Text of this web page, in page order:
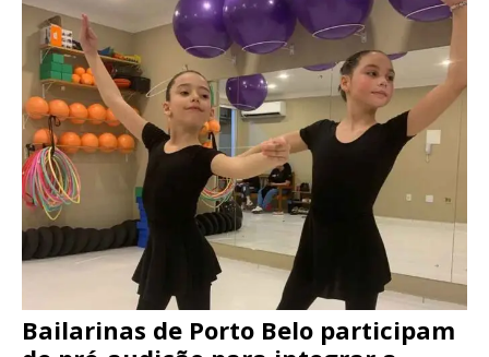
Bailarinas de Porto Belo participam